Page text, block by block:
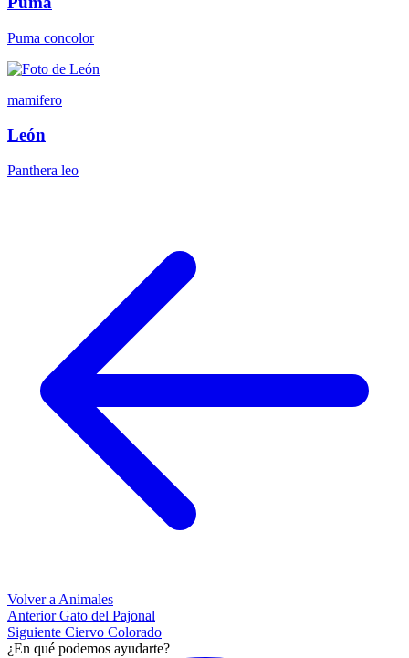
Puma concolor
mamifero
León
Panthera leo
Volver a Animales
Anterior Gato del Pajonal
Siguiente Ciervo Colorado
¿En qué podemos ayudarte?